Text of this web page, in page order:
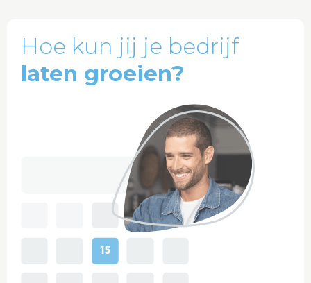
Hoe kun jij je bedrijf
laten groeien?